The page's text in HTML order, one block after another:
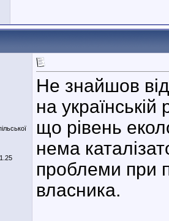
Не знайшов
на українській
що рівень
нема
проблеми при
власника.